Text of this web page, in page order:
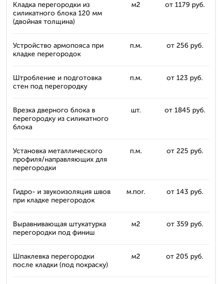
Кладка перегородки из
силикатного блока 120 мм
(двойная толщина)
м2 от 1179 руб.
Устройство армопояса при
кладке перегородок
п.м. от 256 руб.
Штробление и подготовка
стен под перегородку
п.м. от 123 руб.
Врезка дверного блока в
перегородку из силикатного
блока
шт. от 1845 руб.
Установка металлического
профиля/направляющих для
перегородки
п.м. от 225 руб.
Гидро- и звукоизоляция швов
при кладке перегородок
м.пог. от 143 руб.
Выравнивающая штукатурка
перегородки под финиш
м2 от 359 руб.
Шпаклевка перегородки
после кладки (под покраску)
м2 от 205 руб.